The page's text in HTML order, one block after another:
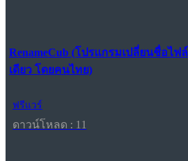
RenameCub (โปรแกรมเปลี่ยนชื่อไ
เดียว โดยคนไทย)
ฟรีแวร์
ดาวน์โหลด : 11